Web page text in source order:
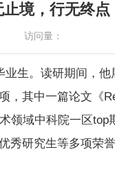
境，行无终点
访问量：
生。读研期间，
，其中一篇论文《
领域中科院一区top
秀研究生等多项荣